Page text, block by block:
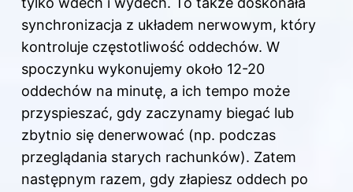
synchronizacja z układem nerwowym, który
kontroluje częstotliwość oddechów. W
spoczynku wykonujemy około 12-20
oddechów na minutę, a ich tempo może
przyspieszać, gdy zaczynamy biegać lub
zbytnio się denerwować (np. podczas
przeglądania starych rachunków). Zatem
następnym razem, gdy złapiesz oddech po